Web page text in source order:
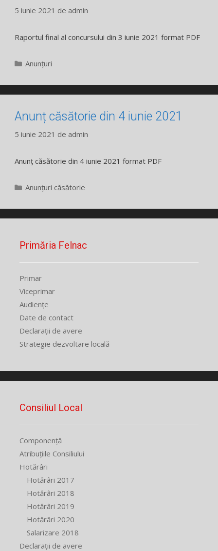
5 iunie 2021 de admin
Raportul final al concursului din 3 iunie 2021 format PDF
Categorii
Anunțuri
Anunț căsătorie din 4 iunie 2021
5 iunie 2021 de admin
Anunț căsătorie din 4 iunie 2021 format PDF
Categorii
Anunțuri căsătorie
Primăria Felnac
Primar
Viceprimar
Audiențe
Date de contact
Declarații de avere
Strategie dezvoltare locală
Consiliul Local
Componență
Atribuțiile Consiliului
Hotărâri
Hotărâri 2017
Hotărâri 2018
Hotărâri 2019
Hotărâri 2020
Salarizare 2018
Declarații de avere